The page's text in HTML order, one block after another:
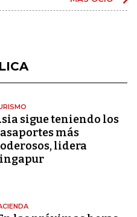
sigue teniendo los
más
lidera